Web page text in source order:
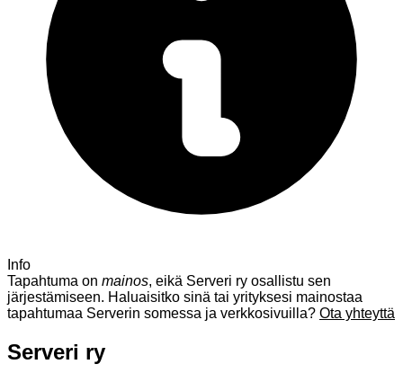
Info
Tapahtuma on mainos, eikä Serveri ry osallistu sen
järjestämiseen. Haluaisitko sinä tai yrityksesi mainostaa
tapahtumaa Serverin somessa ja verkkosivuilla? Ota yhteyttä
Serveri ry